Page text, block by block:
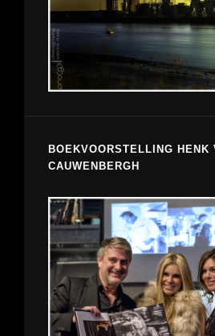
BOEKVOORSTELLING HENK
CAUWENBERGH